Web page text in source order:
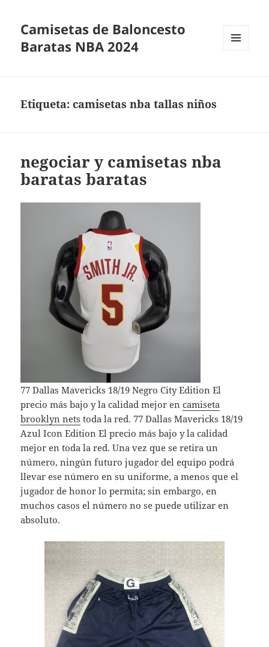
Camisetas de Baloncesto
Baratas NBA 2024
Etiqueta:camisetas nba tallas niños
negociar y camisetas nba
baratas baratas
77 Dallas Mavericks 18/19 Negro City Edition El
precio más bajo y la calidad mejor encamiseta
brooklyn nets toda la red. 77 Dallas Mavericks 18/19
Azul Icon Edition El precio más bajo y la calidad
mejor en toda la red. Una vez que se retira un
número, ningún futuro jugador del equipo podrá
llevar ese número en su uniforme, a menos que el
jugador de honor lo permita; sin embargo, en
muchos casos el número no se puede utilizar en
absoluto.